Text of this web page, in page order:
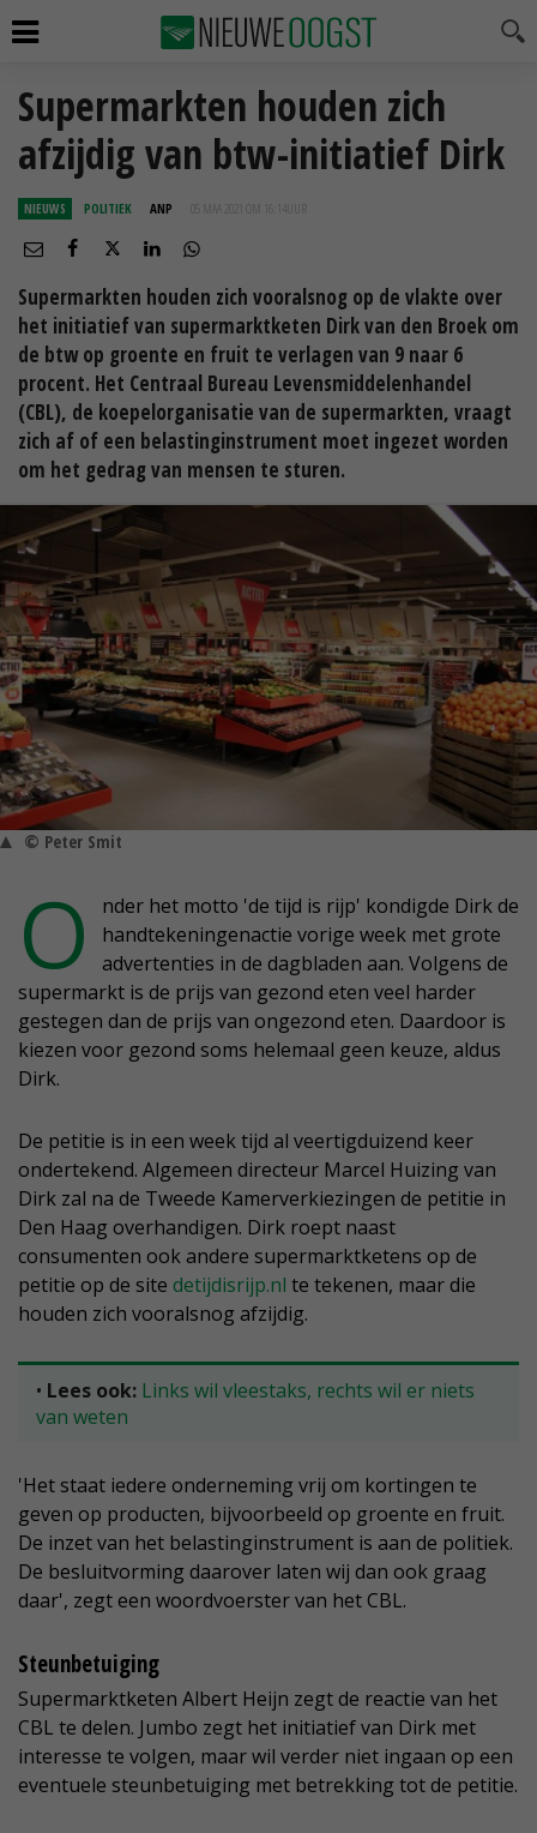
Supermarkten houden zich
afzijdig van btw-initiatief Dirk
NIEUWS POLITIEK ANP 05 MAA 2021 OM 16:14
Supermarkten houden zich vooralsnog op de vlakte over
het initiatief van supermarktketen Dirk van den Broek om
de btw op groente en fruit te verlagen van 9 naar 6
procent. Het Centraal Bureau Levensmiddelenhandel
(CBL), de koepelorganisatie van de supermarkten, vraagt
zich af of een belastinginstrument moet ingezet worden
om het gedrag van mensen te sturen.
© Peter Smit
O
nder het motto 'de tijd is rijp' kondigde Dirk de
handtekeningenactie vorige week met grote
advertenties in de dagbladen aan. Volgens de
supermarkt is de prijs van gezond eten veel harder
gestegen dan de prijs van ongezond eten. Daardoor is
kiezen voor gezond soms helemaal geen keuze, aldus
Dirk.
De petitie is in een week tijd al veertigduizend keer
ondertekend. Algemeen directeur Marcel Huizing van
Dirk zal na de Tweede Kamerverkiezingen de petitie in
Den Haag overhandigen. Dirk roept naast
consumenten ook andere supermarktketens op de
petitie op de site detijdisrijp.nl te tekenen, maar die
houden zich vooralsnog afzijdig.
• Lees ook: Links wil vleestaks, rechts wil er niets
van weten
'Het staat iedere onderneming vrij om kortingen te
geven op producten, bijvoorbeeld op groente en fruit.
De inzet van het belastinginstrument is aan de politiek.
De besluitvorming daarover laten wij dan ook graag
daar', zegt een woordvoerster van het CBL.
Steunbetuiging
Supermarktketen Albert Heijn zegt de reactie van het
CBL te delen. Jumbo zegt het initiatief van Dirk met
interesse te volgen, maar wil verder niet ingaan op een
eventuele steunbetuiging met betrekking tot de petitie.